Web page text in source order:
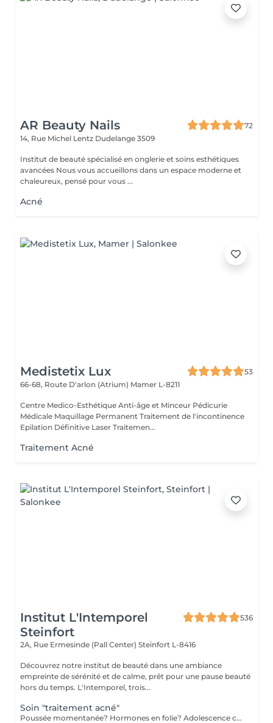
AR Beauty Nails
72
14, Rue Michel Lentz Dudelange 3509
Institut de beauté spécialisé en onglerie et soins esthétiques
avancées Nous vous accueillons dans un espace moderne et
chaleureux, pensé pour vous ...
Acné
Medistetix Lux
53
66-68, Route D'arlon (Atrium) Mamer L-8211
Centre Medico-Esthétique Anti-âge et Minceur Pédicurie
Médicale Maquillage Permanent Traitement de l'incontinence
Epilation Définitive Laser Traitemen...
Traitement Acné
Institut L'Intemporel
Steinfort
536
2A, Rue Ermesinde (Pall Center) Steinfort L-8416
Découvrez notre institut de beauté dans une ambiance
empreinte de sérénité et de calme, prêt pour une pause beauté
hors du temps. L'Intemporel, trois...
Soin "traitement acné"
Poussée momentanée? Hormones en folie? Adolescence compliquée? Ce soin est pour vous. Le soin visage complet comprend un nettoyage en profondeur de la peau avec vapeur et extraction des comédons, un léger massage suivi de 20' de traitement LED et un masque apaisant ou purifiant. Le soin flash est conseillé en entretien suite à un soin complet, entre 2 soins par exemple ou si acné plus tenace. Il comprend un nettoyage du visage, un léger massage et le traitement LED 20'. Pourquoi la LED? La puissance de la lumière LED bleue agit rapidement et efficacement pour éliminer l'acné, les imperfections et l'inflammation existantes, sans dessécher la peau. Elle régule également la production de sébum pour prévenir de futures éruptions cutanées, laissant votre peau claire, saine et lisse.